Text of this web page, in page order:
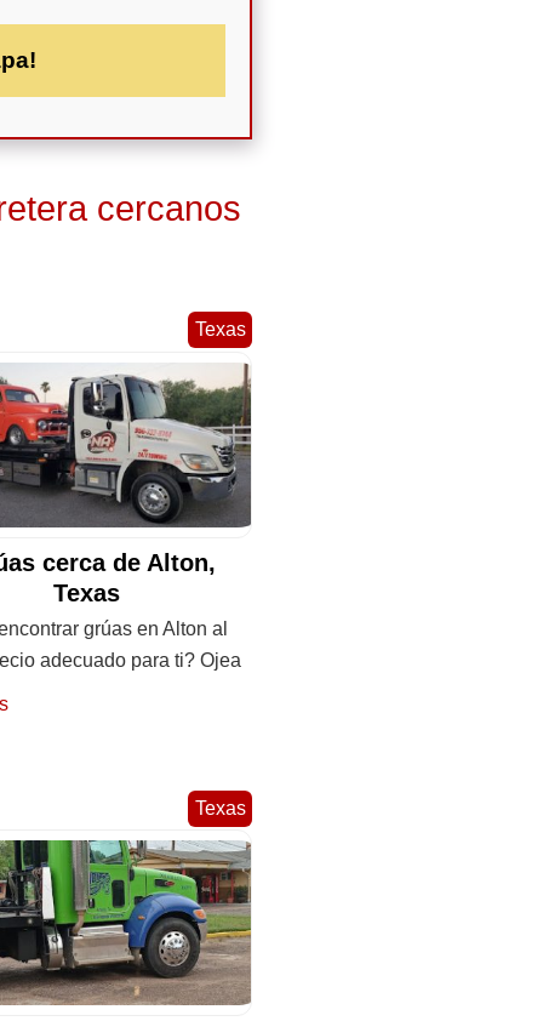
cercanos
Texas
cerca de Alton,
Texas
grúas en Alton al
adecuado para ti? Ojea
Texas